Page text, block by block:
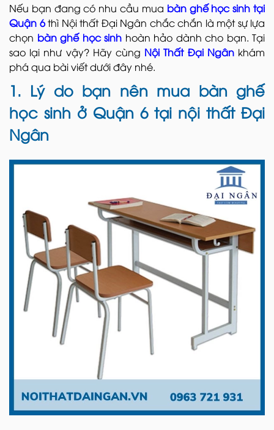
Nếu bạn đang có nhu cầu mua bàn ghế học sinh tại
Quận 6thì Nội thất Đại Ngân chắc chắn là một sự lựa
chọn bàn ghế học sinh hoàn hảo dành cho bạn. Tại
sao lại như vậy? Hãy cùng Nội Thất Đại Ngânkhám
phá qua bài viết dưới đây nhé.
1. Lý do bạn nên mua bàn ghế
học sinh ở Quận 6 tại nội thất Đại
Ngân